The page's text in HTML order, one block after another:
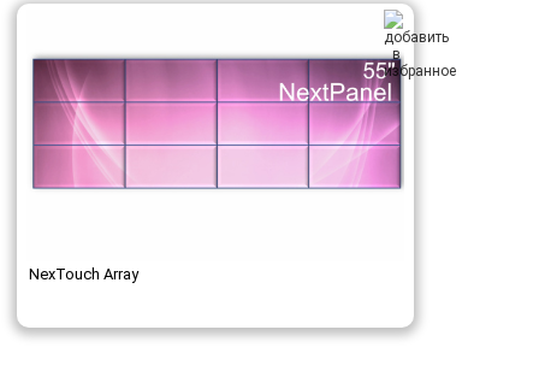
NexTouch Array